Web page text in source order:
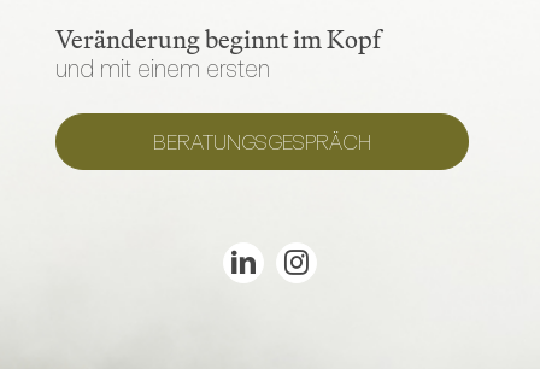
Veränderung beginnt im Kopf
und mit einem ersten
BERATUNGSGESPRÄCH